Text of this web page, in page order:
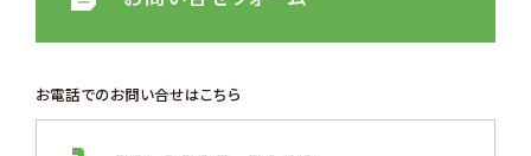
お電話でのお問い合せはこちら